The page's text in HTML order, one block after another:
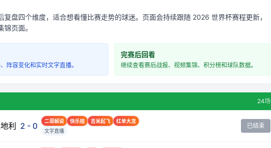
盘四个维度，适合想看懂比赛走势的球迷。页面会持续跟随 2026 世界杯赛程更新，
页面。
阵容变化和实时文字直播。
完赛后回看
继续查看赛后战报、视频集锦、积分榜和球队数据。
24场
利 2 - 0 二哥解说 快乐姐 吉米起飞
红单大龙
文字直播
已结束